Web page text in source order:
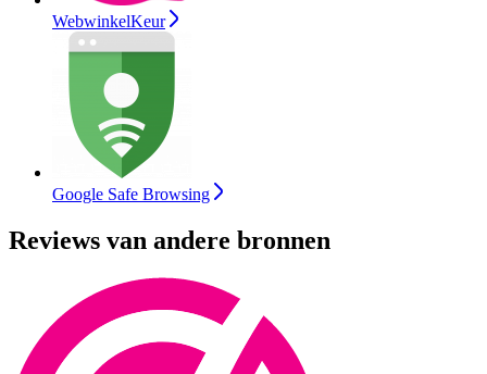
WebwinkelKeur
Google Safe Browsing
Reviews van andere bronnen